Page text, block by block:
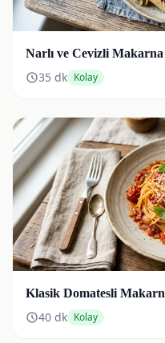
Narlı ve Cevizli Makarna
35 dk Kolay
Klasik Domatesli
40 dk Kolay